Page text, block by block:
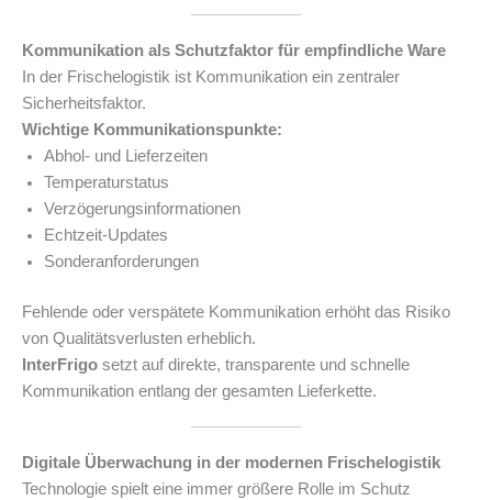
Kommunikation als Schutzfaktor für empfindliche Ware
In der Frischelogistik ist Kommunikation ein zentraler
Sicherheitsfaktor.
Wichtige Kommunikationspunkte:
Abhol- und Lieferzeiten
Temperaturstatus
Verzögerungsinformationen
Echtzeit-Updates
Sonderanforderungen
Fehlende oder verspätete Kommunikation erhöht das Risiko
von Qualitätsverlusten erheblich.
InterFrigo setzt auf direkte, transparente und schnelle
Kommunikation entlang der gesamten Lieferkette.
Digitale Überwachung in der modernen Frischelogistik
Technologie spielt eine immer größere Rolle im Schutz